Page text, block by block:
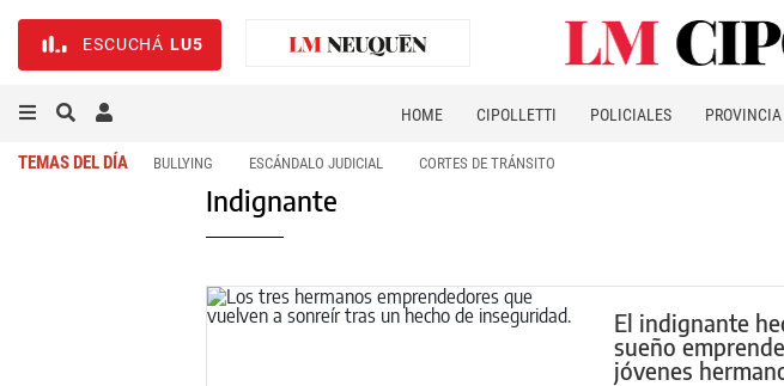
ESCUCHÁ LU5
HOME CIPOLLETTI POLICIALES PROVINCIA
TEMAS DEL DÍA BULLYING ESCÁNDALO JUDICIAL CORTES DE TRÁNSITO
Indignante
El indignante
sueño
jóvenes